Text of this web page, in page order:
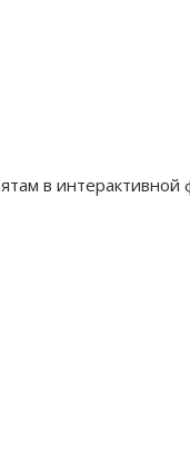
в интерактивной